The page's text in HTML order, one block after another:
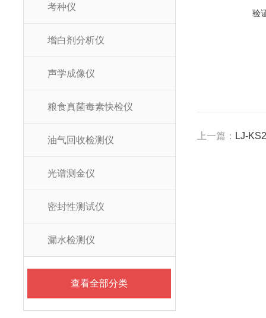
考种仪
增白剂分析仪
声学成像仪
粮食真菌毒素快检仪
油气回收检测仪
光谱测金仪
密封性测试仪
漏水检测仪
查看全部分类
验
上一篇： LJ-